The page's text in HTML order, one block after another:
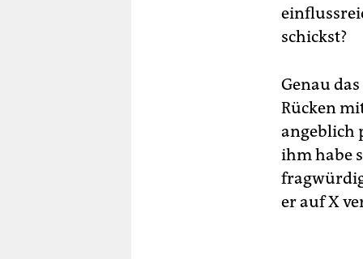
schickst?
Genau
Rücken
angeblich
ihm habe
er auf X